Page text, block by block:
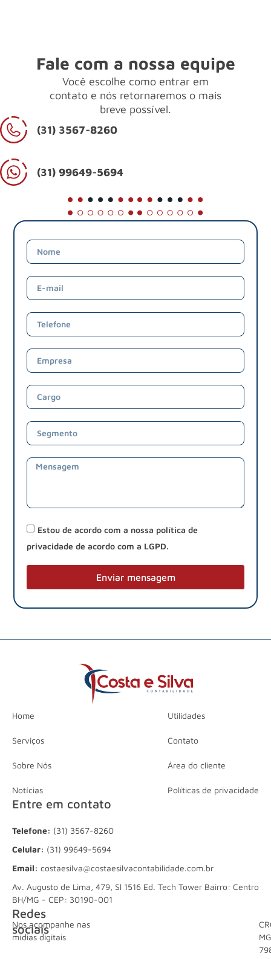
Fale com a nossa equipe
Você escolhe como entrar em
contato e nós retornaremos o mais
breve possível.
(31) 3567-8260
(31) 99649-5694
Estou de acordo com a nossa política de
privacidade de acordo com a LGPD.
Enviar mensagem
Home
Serviços
Sobre Nós
Notícias
Utilidades
Contato
Área do cliente
Políticas de privacidade
Entre em contato
Telefone: (31) 3567-8260
Celular: (31) 99649-5694
Email: costaesilva@costaesilvacontabilidade.com.br
Av. Augusto de Lima, 479, Sl 1516 Ed. Tech Tower Bairro: Centro
BH/MG - CEP: 30190-001
Redes
sociais
Nos acompanhe nas
mídias digitais
MG